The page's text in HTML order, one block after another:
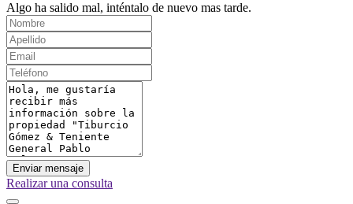
Algo ha salido mal, inténtalo de nuevo mas tarde.
Enviar mensaje
Realizar una consulta